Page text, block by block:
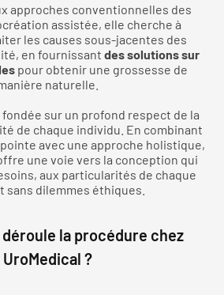
approches conventionnelles des
assistée, elle cherche à
les causes sous-jacentes des
en fournissant des solutions sur
pour obtenir une grossesse de
naturelle.
sur un profond respect de la
de chaque individu. En combinant
avec une approche holistique,
une voie vers la conception qui
aux particularités de chaque
sans dilemmes éthiques.
la procédure chez
UroMedical ?